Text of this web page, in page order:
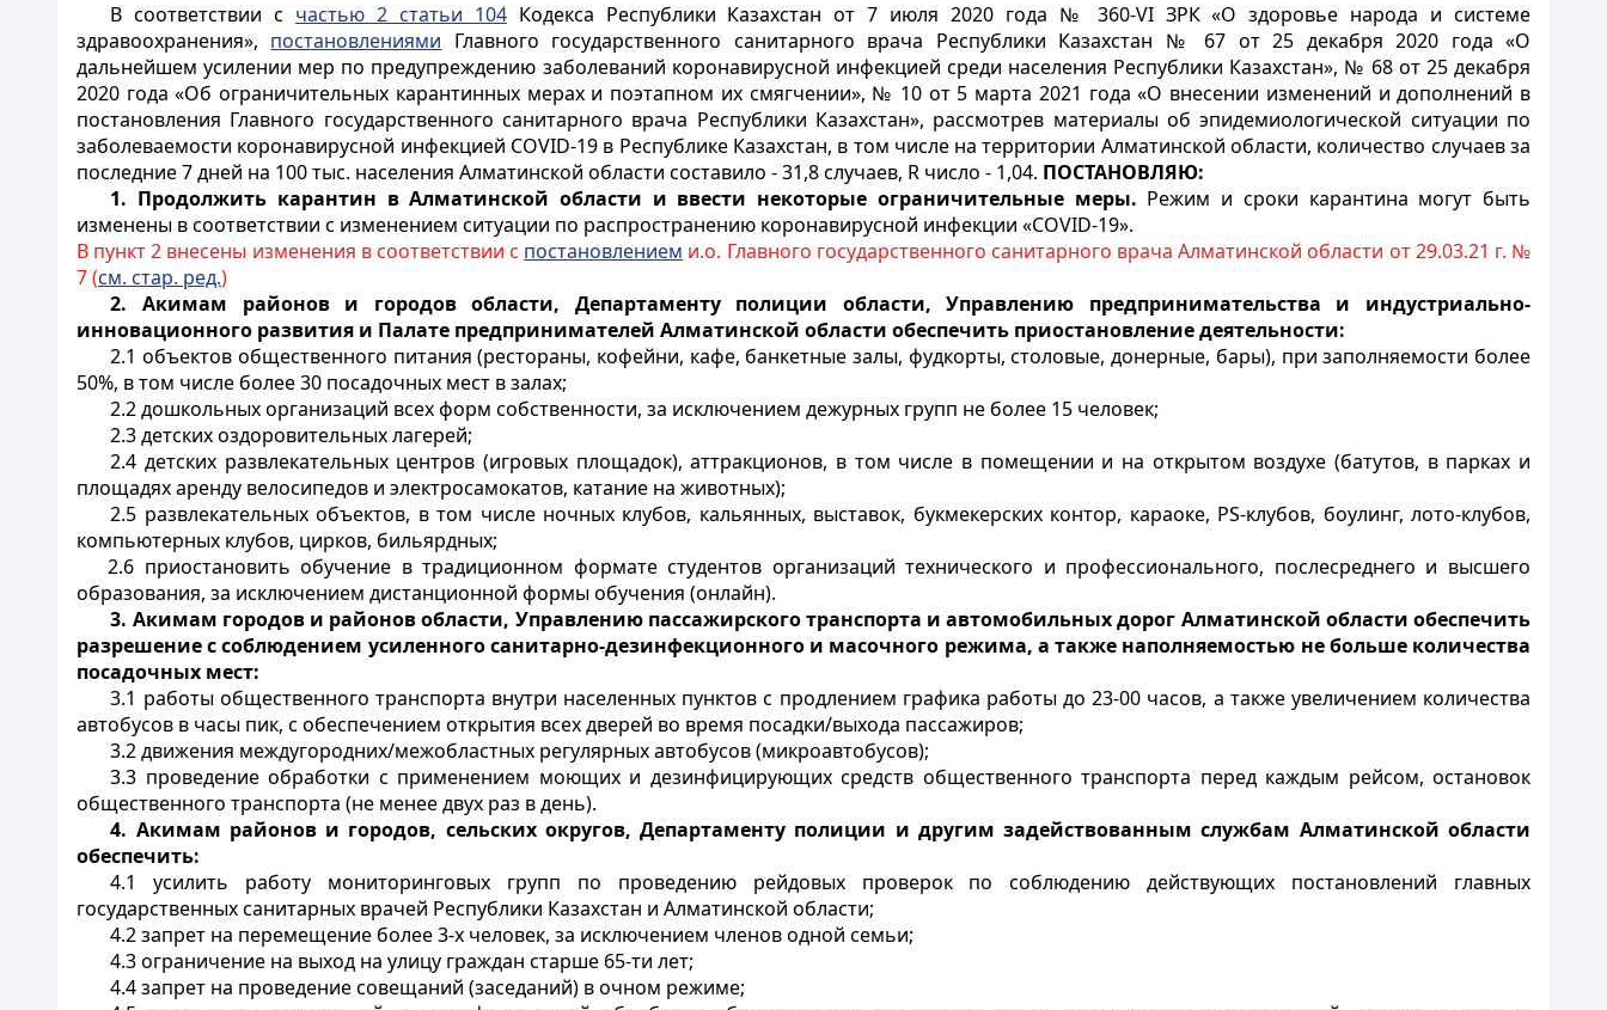
В соответствии с частью 2 статьи 104Кодекса Республики Казахстан от 7 июля 2020 года № 360-VIЗРК «О здоровье народа и системе
здравоохранения», постановлениями Главного государственного санитарного врача Республики Казахстан № 67 от 25 декабря 2020 года «О
дальнейшем усилении мер по предупреждению заболеваний коронавирусной инфекцией среди населения Республики Казахстан», № 68 от 25 декабря
2020 года «Об ограничительных карантинных мерах и поэтапном их смягчении», № 10 от 5 марта 2021 года «О внесении изменений и дополнений в
постановления Главного государственного санитарного врача Республики Казахстан», рассмотрев материалы об эпидемиологической ситуации по
заболеваемости коронавирусной инфекцией COVID-19 в Республике Казахстан, в том числе на территории Алматинской области, количество случаев за
последние 7 дней на 100 тыс. населения Алматинской области составило - 31,8 случаев, R число - 1,04. ПОСТАНОВЛЯЮ:
1. Продолжить карантин в Алматинской области и ввести некоторые ограничительные меры. Режим и сроки карантина могут быть
изменены в соответствии с изменением ситуации по распространению коронавирусной инфекции «COVID-19».
В пункт 2 внесены изменения в соответствии с постановлением и.о. Главного государственного санитарного врача Алматинской области от 29.03.21 г. №
7 (см. стар. ред.)
2.
Акимам районов и городов области, Департаменту полиции области, Управлению предпринимательства и индустриально-
инновационного развития и Палате предпринимателей Алматинской области обеспечить приостановление деятельности:
2.1 объектов общественного питания (рестораны, кофейни, кафе, банкетные залы, фудкорты, столовые, донерные, бары), при заполняемости более
50%, в том числе более 30 посадочных мест в залах;
2.2 дошкольных организаций всех форм собственности, за исключением дежурных групп не более 15 человек;
2.3 детских оздоровительных лагерей;
2.4 детских развлекательных центров (игровых площадок), аттракционов, в том числе в помещении и на открытом воздухе (батутов, в парках и
площадях аренду велосипедов и электросамокатов, катание на животных);
2.5 развлекательных объектов, в том числе ночных клубов, кальянных, выставок, букмекерских контор, караоке, PS-клубов, боулинг, лото-клубов,
компьютерных клубов, цирков, бильярдных;
2.6 приостановить обучение в традиционном формате студентов организаций технического и профессионального, послесреднего и высшего
образования, за исключением дистанционной формы обучения (онлайн).
3. Акимам городов и районов области, Управлению пассажирского транспорта и автомобильных дорог Алматинской области обеспечить
разрешение с соблюдением усиленного санитарно-дезинфекционного и масочного режима, а также наполняемостью не больше количества
посадочных мест:
3.1 работы общественного транспорта внутри населенных пунктов с продлением графика работы до 23-00 часов, а также увеличением количества
автобусов в часы пик, с обеспечением открытия всех дверей во время посадки/выхода пассажиров;
3.2 движения междугородних/межобластных регулярных автобусов (микроавтобусов);
3.3 проведение обработки с применением моющих и дезинфицирующих средств общественного транспорта перед каждым рейсом, остановок
общественного транспорта (не менее двух раз в день).
4. Акимам районов и городов, сельских округов, Департаменту полиции и другим задействованным службам Алматинской области
обеспечить:
4.1 усилить работу мониторинговых групп по проведению рейдовых проверок по соблюдению действующих постановлений главных
государственных санитарных врачей Республики Казахстан и Алматинской области;
4.2 запрет на перемещение более 3-х человек, за исключением членов одной семьи;
4.3 ограничение на выход на улицу граждан старше 65-ти лет;
4.4 запрет на проведение совещаний (заседаний) в очном режиме;